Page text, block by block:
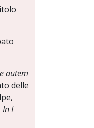
autem
delle
In I